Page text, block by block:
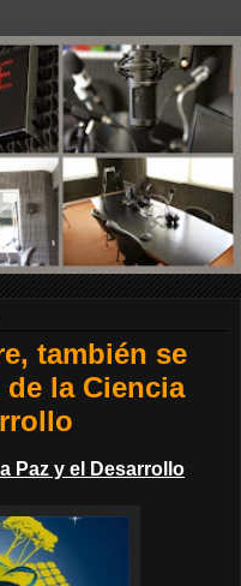
también se
la Ciencia
Paz y el Desarrollo